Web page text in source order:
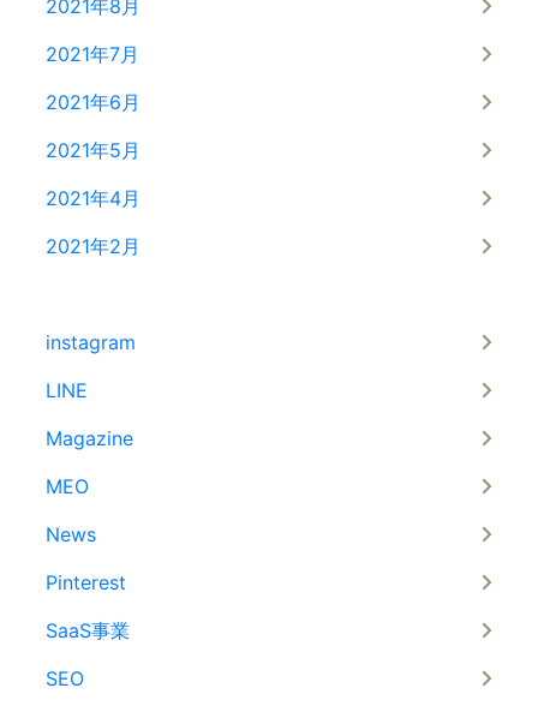
2021年8月
2021年7月
2021年6月
2021年5月
2021年4月
2021年2月
instagram
LINE
Magazine
MEO
News
Pinterest
SaaS事業
SEO